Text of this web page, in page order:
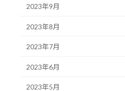
2023年9月
2023年8月
2023年7月
2023年6月
2023年5月